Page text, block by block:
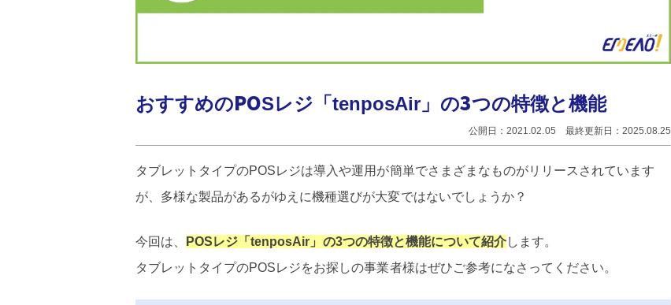
おすすめのPOSレジ「tenposAir」の3つの特徴と機能
公開日：2021.02.05 最終更新日：2025.08.25
タブレットタイプのPOSレジは導入や運用が簡単でさまざまなものがリリースされています
が、多様な製品があるがゆえに機種選びが大変ではないでしょうか？
今回は、 POSレジ「tenposAir」の3つの特徴と機能について紹介します。
タブレットタイプのPOSレジをお探しの事業者様はぜひご参考になさってください。